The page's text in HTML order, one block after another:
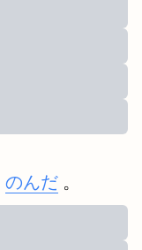
のんだ 。